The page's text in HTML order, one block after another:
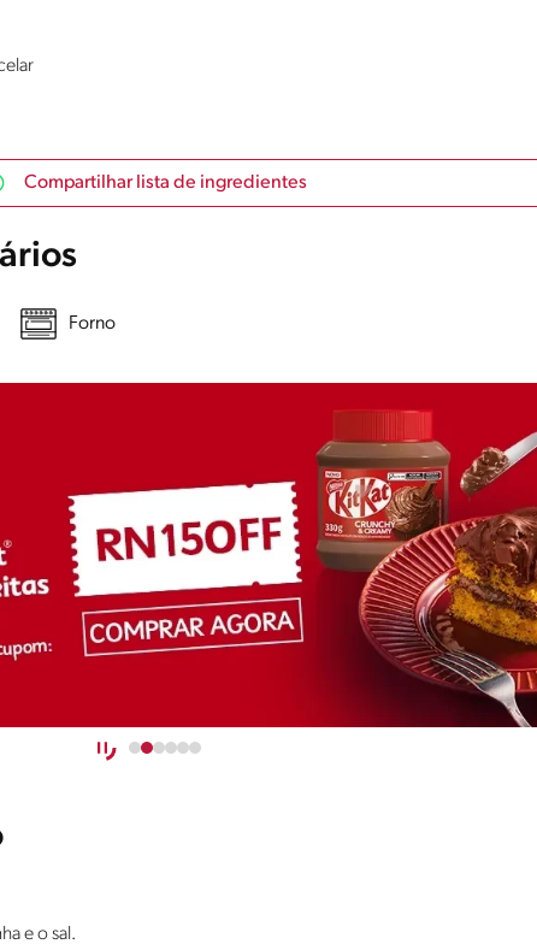
Compartilhar lista de ingredientes
Forno
e o sal.